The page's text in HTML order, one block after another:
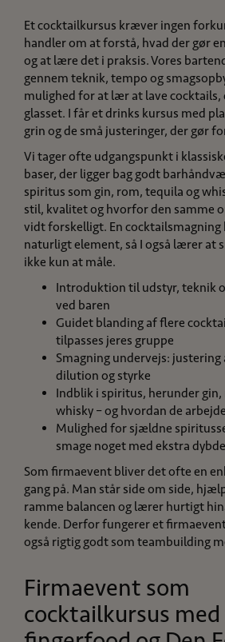
Et cocktailkursus kræver ingen
handler om at forstå, hvad der gør
og at lære det i praksis. Vores
gennem teknik, tempo og
mulighed for at lær at lave cocktails,
glasset. I får et drinks kursus med
grin og de små justeringer, der gør
Vi tager ofte udgangspunkt i
baser, der ligger bag godt
spiritus som gin, rom, tequila og
stil, kvalitet og hvorfor den samme
vidt forskelligt. En cocktailsmagning
naturligt element, så I også lærer at
ikke kun at måle.
Introduktion til udstyr, teknik
ved baren
Guidet blanding af flere
tilpasses jeres gruppe
Smagning undervejs: justering
dilution og styrke
Indblik i spiritus, herunder
whisky – og hvordan de
Mulighed for sjældne
smage noget med ekstra dybde
Som firmaevent bliver det ofte en
gang på. Man står side om side,
ramme balancen og lærer hurtigt
kende. Derfor fungerer et
også rigtig godt som teambuilding
Firmaevent som
cocktailkursus med